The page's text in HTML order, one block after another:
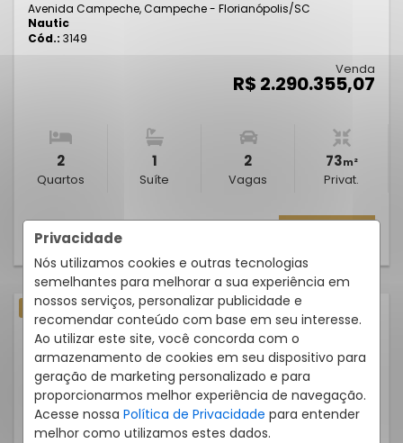
Privacidade
Nós utilizamos cookies e outras tecnologias
semelhantes para melhorar a sua experiência em
nossos serviços, personalizar publicidade e
recomendar conteúdo com base em seu interesse.
Ao utilizar este site, você concorda com o
armazenamento de cookies em seu dispositivo para
geração de marketing personalizado e para
proporcionarmos melhor experiência de navegação.
Acesse nossa Política de Privacidade para entender
melhor como utilizamos estes dados.
Avenida Campeche, Campeche - Florianópolis/SC
Nautic
Cód.: 3149
Venda
R$ 2.290.355,07
2
Quartos
1
Suíte
2
Vagas
73m²
Privat.
Lançamento Em Construção